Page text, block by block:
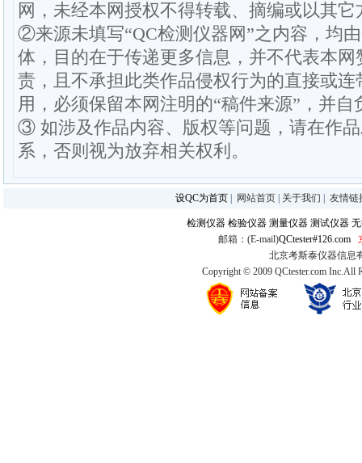
网，未经本网授权不得转载、摘编或以其它
②来源未填写“QC检测仪器网”之内容，均
体，目的在于传递更多信息，并不代表本
责，且不承担此类作品侵权行为的直接或
用，必须保留本网注明的“稿件来源”，并
③ 如涉及作品内容、版权等问题，请在作
系，否则视为放弃相关权利。
设QC为首页 网站首页 关于我们 友情链
检测仪器 检验仪器 测量仪器 测试仪器
邮箱：(E-mail)QCtester#126.com
北京考斯泰仪器信息
Copyright © 2009 QCtester.com Inc.All